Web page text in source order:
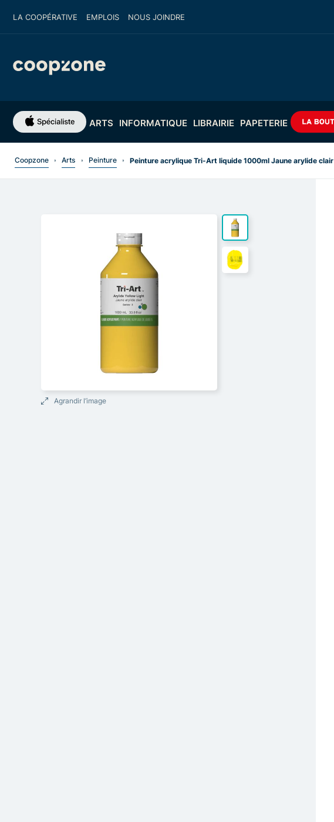
LA COOPÉRATIVE EMPLOIS NOUS JOINDRE
ARTS INFORMATIQUE LIBRAIRIE PAPETERIE
Coopzone Arts Peinture Peinture acrylique Tri-Art liquide 1000ml Jaune arylide clair
Agrandir l’image